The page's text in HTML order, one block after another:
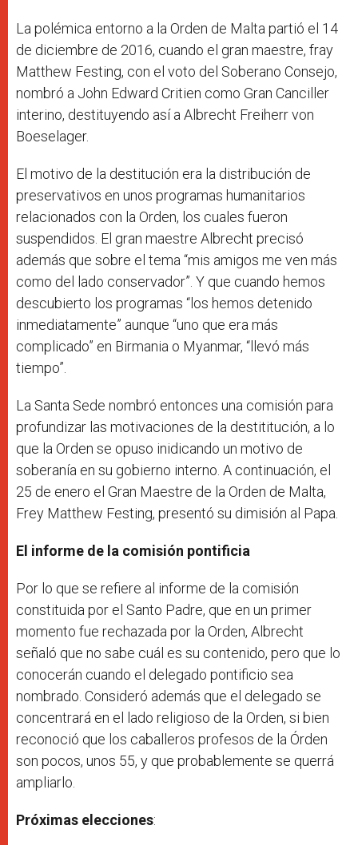
La polémica entorno a la Orden de Malta partió el 14
de diciembre de 2016, cuando el gran maestre, fray
Matthew Festing, con el voto del Soberano Consejo,
nombró a John Edward Critien como Gran Canciller
interino, destituyendo así a Albrecht Freiherr von
Boeselager.
El motivo de la destitución era la distribución de
preservativos en unos programas humanitarios
relacionados con la Orden, los cuales fueron
suspendidos. El gran maestre Albrecht precisó
además que sobre el tema “mis amigos me ven más
como del lado conservador”. Y que cuando hemos
descubierto los programas “los hemos detenido
inmediatamente” aunque “uno que era más
complicado” en Birmania o Myanmar, “llevó más
tiempo”.
La Santa Sede nombró entonces una comisión para
profundizar las motivaciones de la destititución, a lo
que la Orden se opuso inidicando un motivo de
soberanía en su gobierno interno. A continuación, el
25 de enero el Gran Maestre de la Orden de Malta,
Frey Matthew Festing, presentó su dimisión al Papa.
El informe de la comisión pontificia
Por lo que se refiere al informe de la comisión
constituida por el Santo Padre, que en un primer
momento fue rechazada por la Orden, Albrecht
señaló que no sabe cuál es su contenido, pero que lo
conocerán cuando el delegado pontificio sea
nombrado. Consideró además que el delegado se
concentrará en el lado religioso de la Orden, si bien
reconoció que los caballeros profesos de la Órden
son pocos, unos 55, y que probablemente se querrá
ampliarlo.
Próximas elecciones: